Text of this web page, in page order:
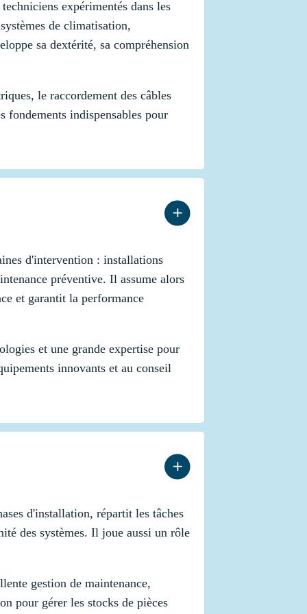
expérimentés dans les
de climatisation,
sa dextérité, sa compréhension
le raccordement des câbles
fondements indispensables pour
d'intervention : installations
préventive. Il assume alors
et garantit la performance
et une grande expertise pour
innovants et au conseil
d'installation, répartit les tâches
des systèmes. Il joue aussi un rôle
gestion de maintenance,
pour gérer les stocks de pièces